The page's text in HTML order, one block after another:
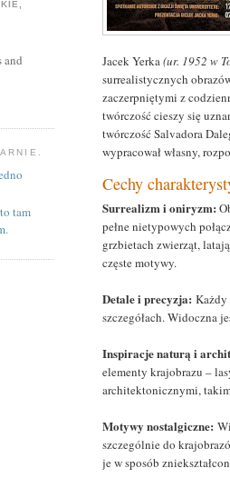
Jacek Yerka(ur. 1952 w
surrealistycznych
zaczerpniętymi z
twórczość cieszy się
twórczość Salvadora
wypracował własny,
Cechy
Surrealizm i oniryzm:
pełne nietypowych
grzbietach zwierząt,
częste motywy.
Detale i precyzja:Każdy
szczegółach. Widoczna
Inspiracje naturą i
elementy krajobrazu –
architektonicznymi,
Motywy nostalgiczne:
szczególnie do
je w sposób
and
tam